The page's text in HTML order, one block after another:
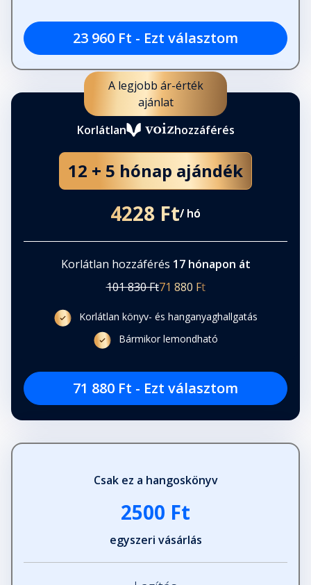
23 960 Ft - Ezt választom
A legjobb ár-érték
ajánlat
Korlátlan
hozzáférés
12 + 5 hónap ajándék
4228 Ft/ hó
Korlátlan hozzáférés 17 hónapon át
101 830 Ft71 880 Ft
Korlátlan könyv- és hanganyaghallgatás
Bármikor lemondható
71 880 Ft - Ezt választom
Csak ez a hangoskönyv
2500 Ft
egyszeri vásárlás